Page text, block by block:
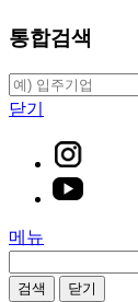
통합검색
닫기
메뉴
검색
닫기